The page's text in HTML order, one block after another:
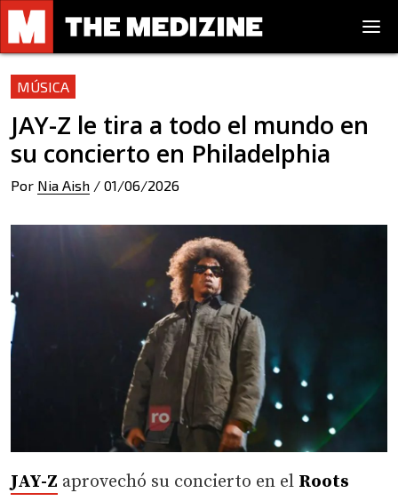
MÚSICA
JAY-Z le tira a todo el mundo en
su concierto en Philadelphia
Por Nia Aish / 01/06/2026
JAY-Z aprovechó su concierto en el Roots